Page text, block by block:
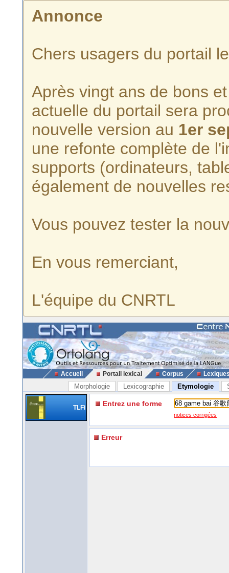
Annonce
Chers usagers du portail
Après vingt ans de bons
actuelle du portail sera
nouvelle version au 1er
une refonte complète de
supports (ordinateurs,
également de nouvelles
Vous pouvez tester la
En vous remerciant,
L'équipe du CNRTL
Accueil Portail lexical Corpus
Morphologie Lexicographie Etymologie
TLFi Entrez une forme
notices corrigées
Erreur